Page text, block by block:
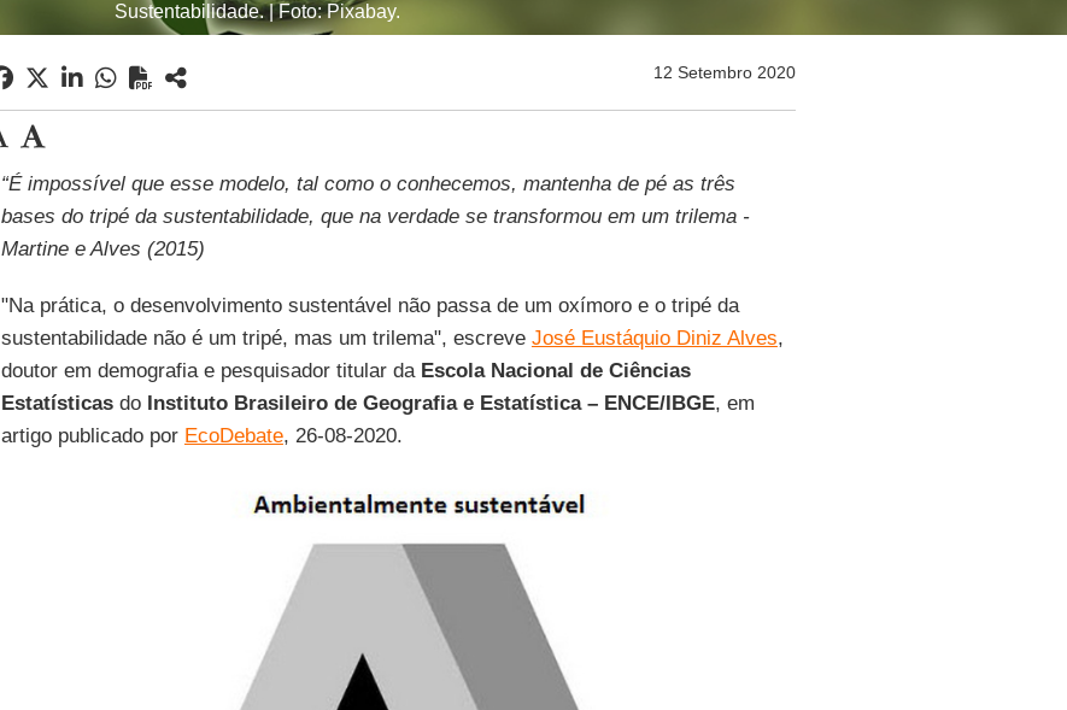
Sustentabilidade. | Foto: Pixabay.
12 Setembro 2020
“É impossível que esse modelo, tal como o conhecemos, mantenha de pé as três
bases do tripé da sustentabilidade, que na verdade se transformou em um trilema -
Martine e Alves (2015)
"Na prática, o desenvolvimento sustentável não passa de um oxímoro e o tripé da
sustentabilidade não é um tripé, mas um trilema", escreve José Eustáquio Diniz Alves,
doutor em demografia e pesquisador titular da Escola Nacional de Ciências
Estatísticasdo Instituto Brasileiro de Geografia e Estatística – ENCE/IBGE, em
artigo publicado por EcoDebate, 26-08-2020.